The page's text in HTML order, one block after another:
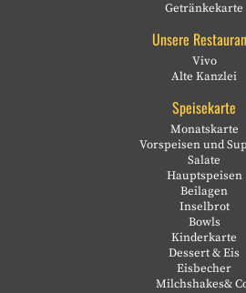
Getränkekarte
Unsere
Vivo
Alte Kanzlei
Speisekarte
Monatskarte
Vorspeisen und
Salate
Hauptspeisen
Beilagen
Inselbrot
Bowls
Kinderkarte
Dessert & Eis
Eisbecher
Milchshakes&